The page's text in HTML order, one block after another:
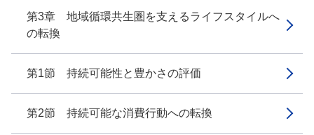
第3章 地域循環共生圏を支えるライフスタイルへ
の転換
第1節 持続可能性と豊かさの評価
第2節 持続可能な消費行動への転換